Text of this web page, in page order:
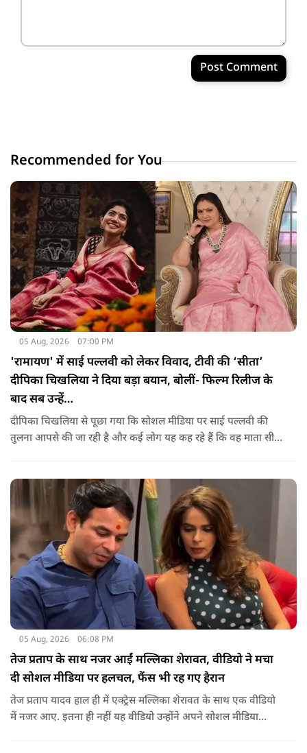
Post Comment
Recommended for You
05 Aug, 2026 07:00 PM
'रामायण' में साई पल्लवी को लेकर विवाद, टीवी की ‘सीता’
दीपिका चिखलिया ने दिया बड़ा बयान, बोलीं- फिल्म रिलीज के
बाद सब उन्हें…
दीपिका चिखलिया से पूछा गया कि सोशल मीडिया पर साई पल्लवी की
तुलना आपसे की जा रही है और कई लोग यह कह रहे हैं कि वह माता सीता
के प्यार के रूप में देखती हैं.
05 Aug, 2026 06:08 PM
तेज प्रताप के साथ नजर आईं मल्लिका शेरावत, वीडियो ने मचा
दी सोशल मीडिया पर हलचल, फैंस भी रह गए हैरान
तेज प्रताप यादव हाल ही में एक्ट्रेस मल्लिका शेरावत के साथ एक वीडियो
में नजर आए. इतना ही नहीं यह वीडियो उन्होंने अपने सोशल मीडिया